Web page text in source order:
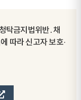
탁금지법위반․채
따라 신고자 보호·